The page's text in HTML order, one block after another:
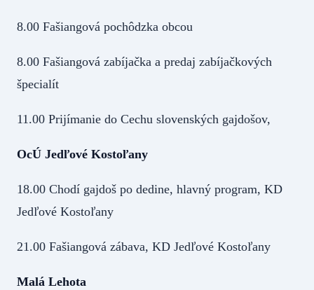
8.00 Fašiangová pochôdzka obcou
8.00 Fašiangová zabíjačka a predaj zabíjačkových
špecialít
11.00 Prijímanie do Cechu slovenských gajdošov,
OcÚ Jedľové Kostoľany
18.00 Chodí gajdoš po dedine, hlavný program, KD
Jedľové Kostoľany
21.00 Fašiangová zábava, KD Jedľové Kostoľany
Malá Lehota